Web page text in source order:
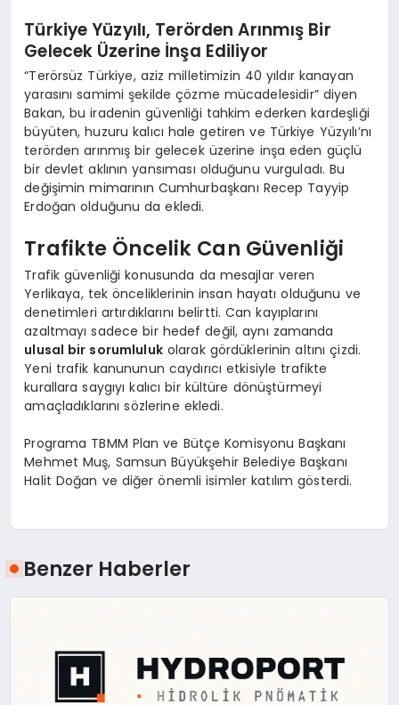
Türkiye Yüzyılı, Terörden Arınmış Bir
Gelecek Üzerine İnşa Ediliyor
“Terörsüz Türkiye, aziz milletimizin 40 yıldır kanayan
yarasını samimi şekilde çözme mücadelesidir” diyen
Bakan, bu iradenin güvenliği tahkim ederken kardeşliği
büyüten, huzuru kalıcı hale getiren ve Türkiye Yüzyılı’nı
terörden arınmış bir gelecek üzerine inşa eden güçlü
bir devlet aklının yansıması olduğunu vurguladı. Bu
değişimin mimarının Cumhurbaşkanı Recep Tayyip
Erdoğan olduğunu da ekledi.
Trafikte Öncelik Can Güvenliği
Trafik güvenliği konusunda da mesajlar veren
Yerlikaya, tek önceliklerinin insan hayatı olduğunu ve
denetimleri artırdıklarını belirtti. Can kayıplarını
azaltmayı sadece bir hedef değil, aynı zamanda
ulusal bir sorumlulukolarak gördüklerinin altını çizdi.
Yeni trafik kanununun caydırıcı etkisiyle trafikte
kurallara saygıyı kalıcı bir kültüre dönüştürmeyi
amaçladıklarını sözlerine ekledi.
Programa TBMM Plan ve Bütçe Komisyonu Başkanı
Mehmet Muş, Samsun Büyükşehir Belediye Başkanı
Halit Doğan ve diğer önemli isimler katılım gösterdi.
Benzer Haberler